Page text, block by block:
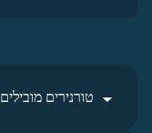
טורנירים מובילים